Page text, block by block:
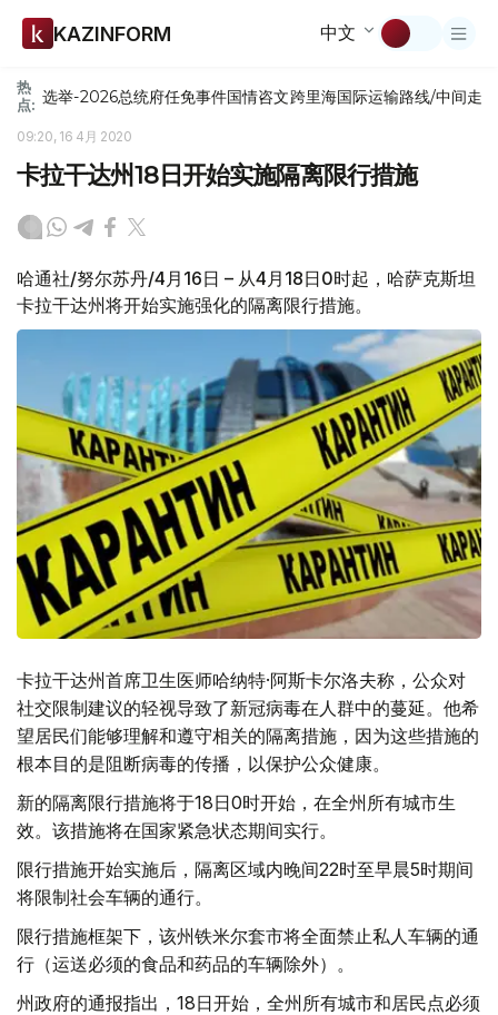
KAZINFORM 中文
热
点: 选举-2026总统府任免事件国情咨文跨里海国际运输路线/中间走廊
09:20, 16 4月 2020
卡拉干达州18日开始实施隔离限行措施
哈通社/努尔苏丹/4月16日 – 从4月18日0时起，哈萨克斯坦
卡拉干达州将开始实施强化的隔离限行措施。
卡拉干达州首席卫生医师哈纳特·阿斯卡尔洛夫称，公众对
社交限制建议的轻视导致了新冠病毒在人群中的蔓延。他希
望居民们能够理解和遵守相关的隔离措施，因为这些措施的
根本目的是阻断病毒的传播，以保护公众健康。
新的隔离限行措施将于18日0时开始，在全州所有城市生
效。该措施将在国家紧急状态期间实行。
限行措施开始实施后，隔离区域内晚间22时至早晨5时期间
将限制社会车辆的通行。
限行措施框架下，该州铁米尔套市将全面禁止私人车辆的通
行（运送必须的食品和药品的车辆除外）。
州政府的通报指出，18日开始，全州所有城市和居民点必须